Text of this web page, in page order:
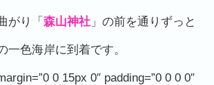
がり「 森山神社」の前を通りずっと
一色海岸に到着です。
0 15px 0″ padding=”0 0 0 0″